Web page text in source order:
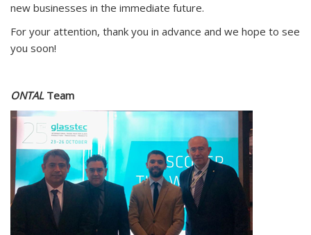
new businesses in the immediate future.
For your attention, thank you in advance and we hope to see
you soon!
ONTAL Team